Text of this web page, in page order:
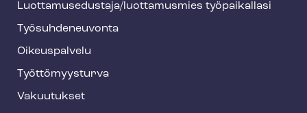
f
o
o
t
Luot­ta­muse­dus­ta­ja/luottamusmies työpaikallasi
Työ­suh­de­neu­von­ta
Oikeuspalvelu
Työt­tö­myys­tur­va
Vakuutukset